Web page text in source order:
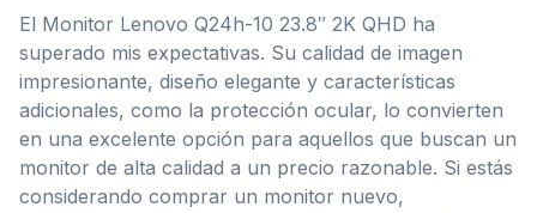
El Monitor Lenovo Q24h-10 23.8″ 2K QHD ha
superado mis expectativas. Su calidad de imagen
impresionante, diseño elegante y características
adicionales, como la protección ocular, lo convierten
en una excelente opción para aquellos que buscan un
monitor de alta calidad a un precio razonable. Si estás
considerando comprar un monitor nuevo,